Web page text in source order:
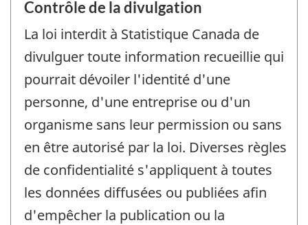
Contrôle de la divulgation
La loi interdit à Statistique Canada de
divulguer toute information recueillie qui
pourrait dévoiler l'identité d'une
personne, d'une entreprise ou d'un
organisme sans leur permission ou sans
en être autorisé par la loi. Diverses règles
de confidentialité s'appliquent à toutes
les données diffusées ou publiées afin
d'empêcher la publication ou la